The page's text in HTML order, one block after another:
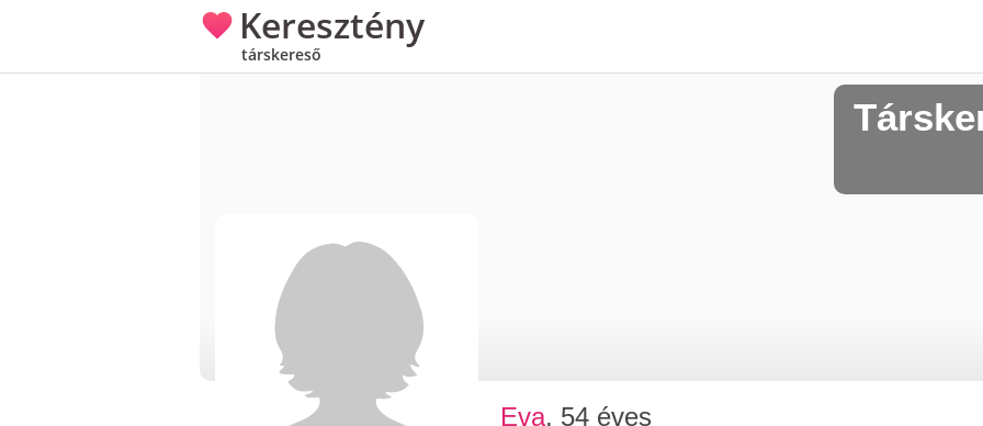
Keresztény
társkereső
Eva, 54 éves